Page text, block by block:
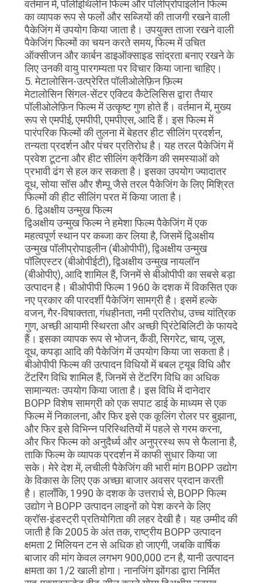
वर्तमान में, पॉलीइथिलीन फिल्म और पॉलीप्रोपाइलीन फिल्म
का व्यापक रूप से फलों और सब्जियों की ताजगी रखने वाली
पैकेजिंग में उपयोग किया जाता है। उपयुक्त ताजा रखने वाली
पैकेजिंग फिल्मों का चयन करते समय, फिल्म में उचित
ऑक्सीजन और कार्बन डाइऑक्साइड सांद्रता बनाए रखने के
लिए उनकी वायु पारगम्यता पर विचार किया जाना चाहिए।
5. मेटालोसिन-उत्प्रेरित पॉलीओलेफ़िन फ़िल्म
मेटालोसिन सिंगल-सेंटर एक्टिव कैटेलिसिस द्वारा तैयार
पॉलीओलेफ़िन फिल्म में उत्कृष्ट गुण होते हैं। वर्तमान में, मुख्य
रूप से एमपीई, एमपीपी, एमपीएस, आदि हैं। इस फिल्म में
पारंपरिक फिल्मों की तुलना में बेहतर हीट सीलिंग प्रदर्शन,
तन्यता प्रदर्शन और पंचर प्रतिरोध है। यह तरल पैकेजिंग में
प्रवेश टूटना और हीट सीलिंग क्रैकिंग की समस्याओं को
प्रभावी ढंग से हल कर सकता है। इसका उपयोग ज्यादातर
दूध, सोया सॉस और शैम्पू जैसे तरल पैकेजिंग के लिए मिश्रित
फिल्मों की हीट सीलिंग परत में किया जाता है।
6. द्विअक्षीय उन्मुख फिल्म
द्विअक्षीय उन्मुख फिल्म ने हमेशा फिल्म पैकेजिंग में एक
महत्वपूर्ण स्थान पर कब्जा कर लिया है, जिसमें द्विअक्षीय
उन्मुख पॉलीप्रोपाइलीन (बीओपीपी), द्विअक्षीय उन्मुख
पॉलिएस्टर (बीओपीईटी), द्विअक्षीय उन्मुख नायलॉन
(बीओपीए), आदि शामिल हैं, जिनमें से बीओपीपी का सबसे बड़ा
उत्पादन है। बीओपीपी फिल्म 1960 के दशक में विकसित एक
नए प्रकार की पारदर्शी पैकेजिंग सामग्री है। इसमें हल्के
वजन, गैर-विषाक्तता, गंधहीनता, नमी प्रतिरोध, उच्च यांत्रिक
गुण, अच्छी आयामी स्थिरता और अच्छी प्रिंटेबिलिटी के फायदे
हैं। इसका व्यापक रूप से भोजन, कैंडी, सिगरेट, चाय, जूस,
दूध, कपड़ा आदि की पैकेजिंग में उपयोग किया जा सकता है।
बीओपीपी फिल्म की उत्पादन विधियों में बबल ट्यूब विधि और
टेंटरिंग विधि शामिल हैं, जिनमें से टेंटरिंग विधि का अधिक
सामान्यतः उपयोग किया जाता है। इस विधि में दानेदार
BOPP विशेष सामग्री को एक सपाट डाई के माध्यम से एक
फिल्म में निकालना, और फिर इसे एक कूलिंग रोलर पर बुझाना,
और फिर इसे विभिन्न परिस्थितियों में पहले से गरम करना,
और फिर फिल्म को अनुदैर्ध्य और अनुप्रस्थ रूप से फैलाना है,
ताकि फिल्म के व्यापक प्रदर्शन में काफी सुधार किया जा
सके। मेरे देश में, लचीली पैकेजिंग की भारी मांग BOPP उद्योग
के विकास के लिए एक अच्छा बाजार अवसर प्रदान करती
है। हालाँकि, 1990 के दशक के उत्तरार्ध से, BOPP फिल्म
उद्योग ने BOPP उत्पादन लाइनों को पेश करने के लिए
क्रॉस-इंडस्ट्री प्रतियोगिता की लहर देखी है। यह उम्मीद की
जाती है कि 2005 के अंत तक, राष्ट्रीय BOPP उत्पादन
क्षमता 2 मिलियन टन से अधिक हो जाएगी, जबकि वार्षिक
बाजार की मांग केवल लगभग 900,000 टन है, यानी उत्पादन
क्षमता का 1/2 खाली होगा। नानजिंग झोंगडा द्वारा निर्मित